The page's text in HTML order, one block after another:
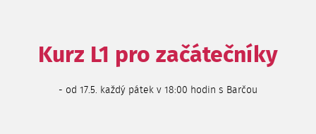
Kurz L1 pro začátečníky
- od 17.5. každý pátek v 18:00 hodin s Barčou